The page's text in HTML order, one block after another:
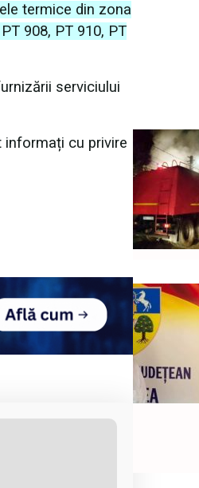
termice din zona
908, PT 910, PT
serviciului
informați cu privire